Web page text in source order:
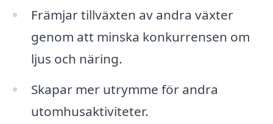
Främjar tillväxten av andra växter
genom att minska konkurrensen om
ljus och näring.
Skapar mer utrymme för andra
utomhusaktiviteter.